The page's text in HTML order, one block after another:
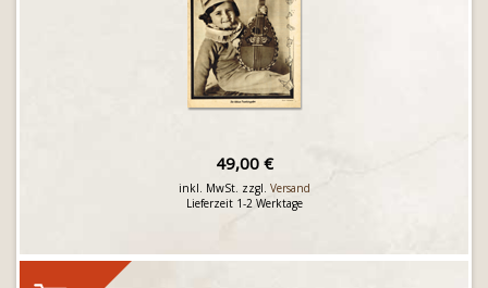
49,00 €
inkl. MwSt. zzgl. Versand
Lieferzeit 1-2 Werktage